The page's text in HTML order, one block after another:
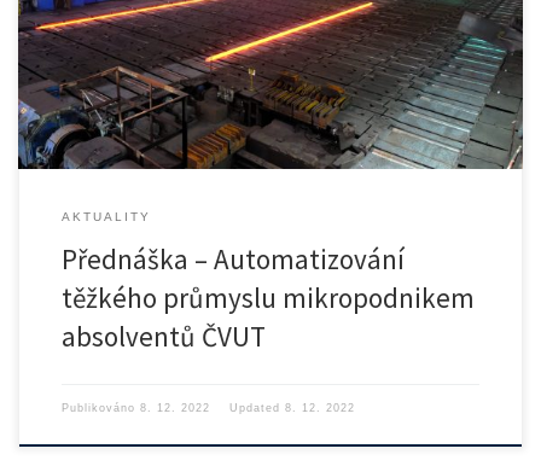
Přednáška se koná ve středu 14.12 od 16:00 v posluchárně […]
AKTUALITY
Přednáška – Automatizování
těžkého průmyslu mikropodnikem
absolventů ČVUT
Publikováno 8. 12. 2022 Updated 8. 12. 2022